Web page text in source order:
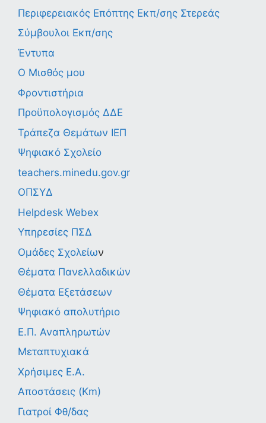
Περιφερειακός Επόπτης Εκπ/σης Στερεάς
Σύμβουλοι Εκπ/σης
Έντυπα
Ο Μισθός μου
Φροντιστήρια
Προϋπολογισμός ΔΔΕ
Τράπεζα Θεμάτων ΙΕΠ
Ψηφιακό Σχολείο
teachers.minedu.gov.gr
ΟΠΣΥΔ
Helpdesk Webex
Υπηρεσίες ΠΣΔ
Ομάδες Σχολείων
Θέματα Πανελλαδικών
Θέματα Εξετάσεων
Ψηφιακό απολυτήριο
Ε.Π. Αναπληρωτών
Μεταπτυχιακά
Χρήσιμες Ε.Α.
Αποστάσεις (Km)
Γιατροί Φθ/δας